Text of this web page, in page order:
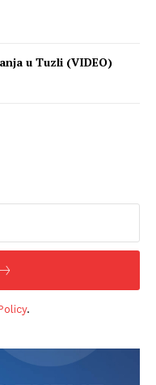
u Tuzli (VIDEO)
.